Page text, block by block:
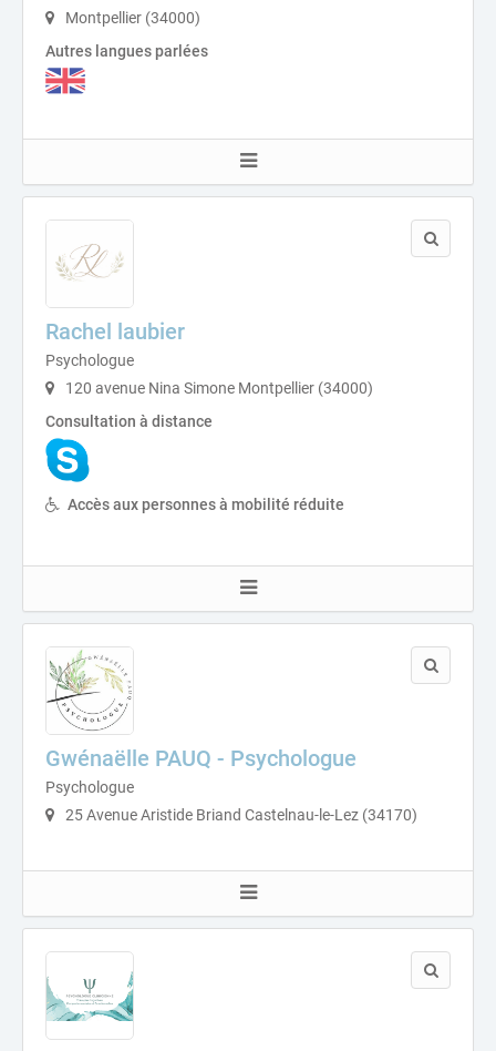
Montpellier (34000)
Autres langues parlées
Rachel laubier
Psychologue
120 avenue Nina Simone Montpellier (34000)
Consultation à distance
Accès aux personnes à mobilité réduite
Gwénaëlle PAUQ - Psychologue
Psychologue
25 Avenue Aristide Briand Castelnau-le-Lez (34170)